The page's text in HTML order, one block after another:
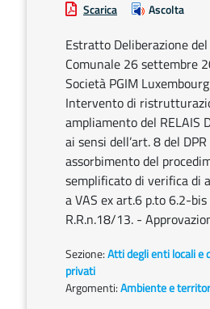
Scarica Ascolta
Estratto Deliberazione
Comunale 26 settembre
Società PGIM
Intervento di
ampliamento del RELAIS
ai sensi dell’art. 8 del
assorbimento del
semplificato di verifica di
a VAS ex art.6 p.to 6.2-bis
R.R.n.18/13. -
Sezione:Atti degli enti locali e
privati
Argomenti:Ambiente e